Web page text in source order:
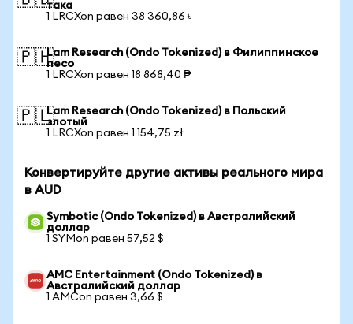
така
1 LRCXon равен 38 360,86 ৳
🇵🇭Lam Research (Ondo Tokenized) в Филиппинское
песо
1 LRCXon равен 18 868,40 ₱
🇵🇱Lam Research (Ondo Tokenized) в Польский
злотый
1 LRCXon равен 1 154,75 zł
Конвертируйте другие активы реального мира
в AUD
Symbotic (Ondo Tokenized) в Австралийский
доллар
1 SYMon равен 57,52 $
AMC Entertainment (Ondo Tokenized) в
Австралийский доллар
1 AMCon равен 3,66 $